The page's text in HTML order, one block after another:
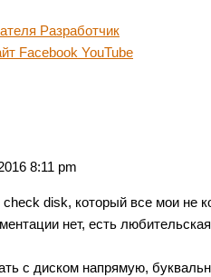
Разработчик
Facebook YouTube
8:11 pm
disk, который все мои не
нет, есть
с диском напрямую,